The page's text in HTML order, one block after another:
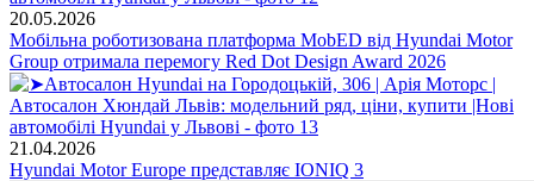
20.05.2026
Мобільна роботизована платформа MobED від Hyundai Motor
Group отримала перемогу Red Dot Design Award 2026
21.04.2026
Hyundai Motor Europe представляє IONIQ 3